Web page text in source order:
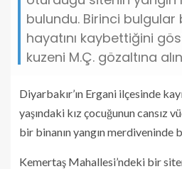
bulundu. Birinci bulgular
hayatını kaybettiğini
kuzeni M.Ç. gözaltına
Diyarbakır’ın Ergani ilçesinde
yaşındaki kız çocuğunun cansız
bir binanın yangın merdiveninde
Kemertaş Mahallesi’ndeki bir